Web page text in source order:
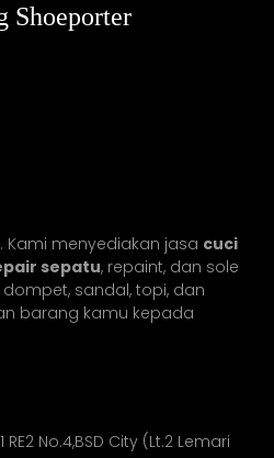
Shoeporter
Kami menyediakan jasa cuci
sepatu, repaint, dan sole
sandal, topi, dan
barang kamu kepada
No.4,BSD City (Lt.2 Lemari